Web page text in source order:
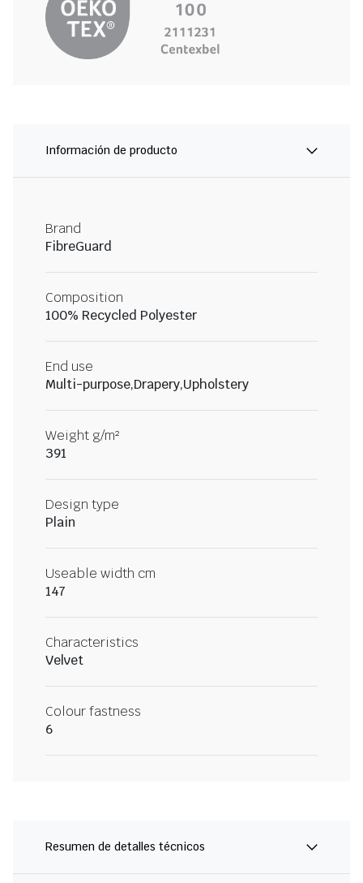
Información de producto
Brand
FibreGuard
Composition
100% Recycled Polyester
End use
Multi-purpose,Drapery,Upholstery
Weight g/m²
391
Design type
Plain
Useable width cm
147
Characteristics
Velvet
Colour fastness
6
Resumen de detalles técnicos